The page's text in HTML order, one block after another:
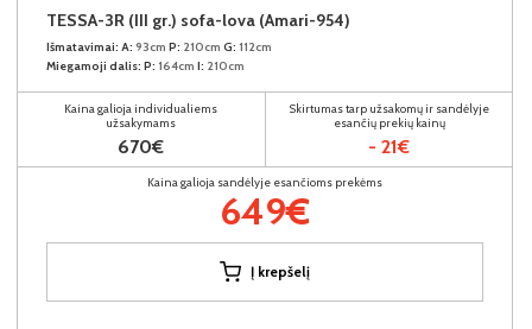
TESSA-3R (III gr.) sofa-lova (Amari-954)
Išmatavimai: A: 93cm P: 210cm G: 112cm
Miegamoji dalis: P: 164cm I: 210cm
Kaina galioja individualiems
užsakymams
670€
Skirtumas tarp užsakomų ir sandėlyje
esančių prekių kainų
- 21€
Kaina galioja sandėlyje esančioms prekėms
649€
Į krepšelį